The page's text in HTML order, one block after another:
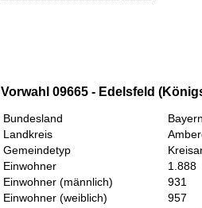
Vorwahl 09665 - Edelsfeld
Bundesland
Landkreis
Gemeindetyp
Einwohner
1.888
Einwohner (männlich)
931
Einwohner (weiblich)
957